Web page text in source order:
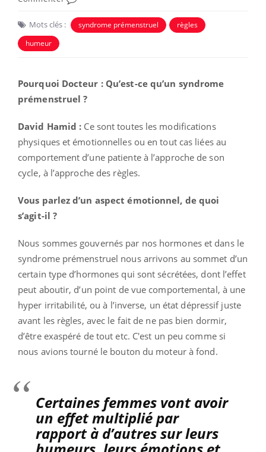
Mots clés : syndrome prémenstruel
règles
humeur
Pourquoi Docteur : Qu’est-ce qu’un syndrome
prémenstruel ?
David Hamid : Ce sont toutes les modifications
physiques et émotionnelles ou en tout cas liées au
comportement d’une patiente à l’approche de son
cycle, à l’approche des règles.
Vous parlez d’un aspect émotionnel, de quoi
s’agit-il ?
Nous sommes gouvernés par nos hormones et dans le
syndrome prémenstruel nous arrivons au sommet d’un
certain type d’hormones qui sont sécrétées, dont l’effet
peut aboutir, d’un point de vue comportemental, à une
hyper irritabilité, ou à l’inverse, un état dépressif juste
avant les règles, avec le fait de ne pas bien dormir,
d’être exaspéré de tout etc. C'est un peu comme si
nous avions tourné le bouton du moteur à fond.
Certaines femmes vont avoir
un effet multiplié par
rapport à d’autres sur leurs